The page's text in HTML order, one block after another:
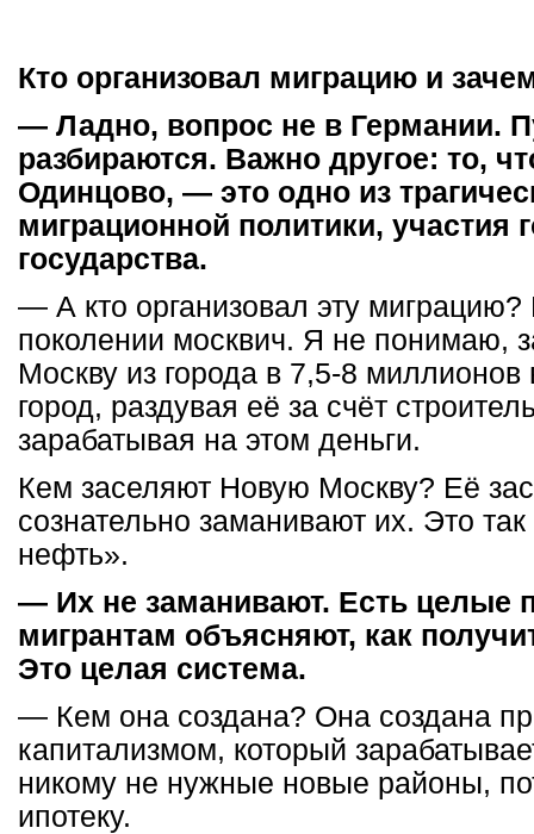
Кто организовал миграцию и
— Ладно, вопрос не в Германии.
разбираются. Важно другое: то,
Одинцово, — это одно из
миграционной политики, участия
государства.
— А кто организовал эту
поколении москвич. Я не понимаю,
Москву из города в 7,5-8
город, раздувая её за счёт
зарабатывая на этом деньги.
Кем заселяют Новую Москву? Её
сознательно заманивают их. Это
нефть».
— Их не заманивают. Есть целые
мигрантам объясняют, как
Это целая система.
— Кем она создана? Она создана
капитализмом, который
никому не нужные новые районы,
ипотеку.